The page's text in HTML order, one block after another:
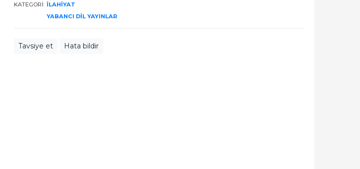
KATEGORI: İLAHIYAT
YABANCI DIL YAYINLAR
Tavsiye et Hata bildir